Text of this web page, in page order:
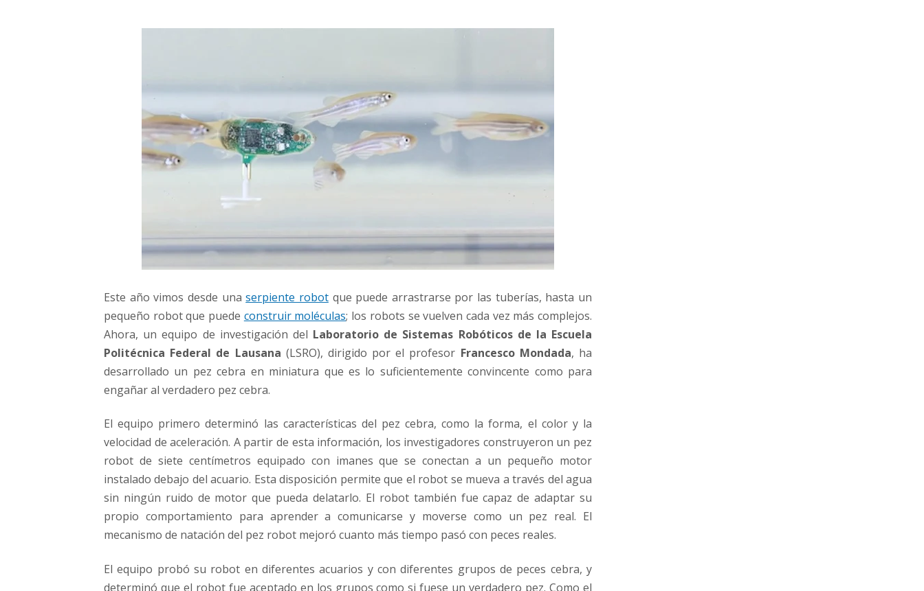
Este año vimos desde unaserpiente robotque puede arrastrarse por las tuberías, hasta un
pequeño robot que puede construir moléculas; los robots se vuelven cada vez más complejos.
Ahora, un equipo de investigación del Laboratorio de Sistemas Robóticos de la Escuela
Politécnica Federal de Lausana (LSRO), dirigido por el profesor Francesco Mondada, ha
desarrollado un pez cebra en miniatura que es lo suficientemente convincente como para
engañar al verdadero pez cebra.
El equipo primero determinó las características del pez cebra, como la forma, el color y la
velocidad de aceleración. A partir de esta información, los investigadores construyeron un pez
robot de siete centímetros equipado con imanes que se conectan a un pequeño motor
instalado debajo del acuario. Esta disposición permite que el robot se mueva a través del agua
sin ningún ruido de motor que pueda delatarlo. El robot también fue capaz de adaptar su
propio comportamiento para aprender a comunicarse y moverse como un pez real. El
mecanismo de natación del pez robot mejoró cuanto más tiempo pasó con peces reales.
El equipo probó su robot en diferentes acuarios y con diferentes grupos de peces cebra, y
determinó que el robot fue aceptado en los grupos como si fuese un verdadero pez. Como el